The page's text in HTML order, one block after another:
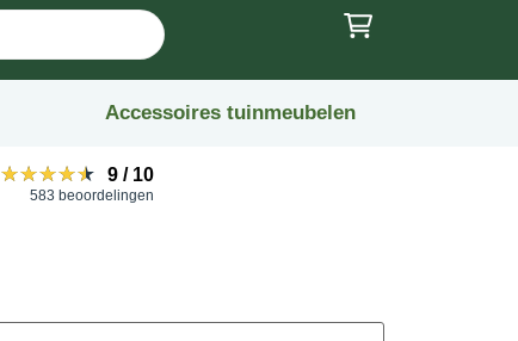
Accessoires tuinmeubelen
★★★★★
★★★★★ 9 / 10
583 beoordelingen